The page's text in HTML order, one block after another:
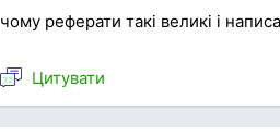
чому реферати такі великі і
Цитувати